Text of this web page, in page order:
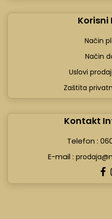
Korisni
Način
Način
Uslovi
Zaštita
Kontakt
Telefon :
E-mail :